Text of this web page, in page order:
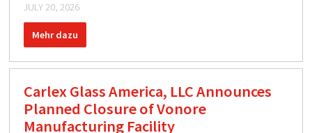
JULY 20, 2026
Mehr dazu
Carlex Glass America, LLC Announces
Planned Closure of Vonore
Manufacturing Facility